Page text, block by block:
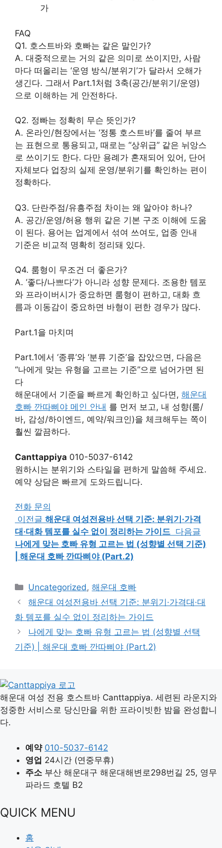
가
FAQ
Q1. 호스트바와 호빠는 같은 말인가?
A. 대중적으로는 거의 같은 의미로 쓰이지만, 사람
마다 떠올리는 ‘운영 방식/분위기’가 달라서 오해가
생긴다. 그래서 Part.1처럼 3축(공간/분위기/운영)
으로 이해하는 게 안전하다.
Q2. 정빠는 정확히 무슨 뜻인가?
A. 온라인/현장에서는 ‘정통 호스트바’를 줄여 부르
는 표현으로 통용되고, 때로는 “상위급” 같은 뉘앙스
로 쓰이기도 한다. 다만 용례가 혼재되어 있어, 단어
자체보다 업장의 실제 운영/분위기를 확인하는 편이
정확하다.
Q3. 단란주점/유흥주점 차이는 왜 알아야 하나?
A. 공간/운영/허용 행위 같은 기본 구조 이해에 도움
이 된다. 용어는 업계에서 섞여 쓰여도, 업종 안내
기준은 비교적 명확히 정리돼 있다.
Q4. 룸형이 무조건 더 좋은가?
A. ‘좋다/나쁘다’가 아니라 성향 문제다. 조용한 템포
와 프라이버시가 중요하면 룸형이 편하고, 대화 흐
름과 이동감이 중요하면 바형이 편한 경우가 많다.
Part.1을 마치며
Part.1에서 ‘종류’와 ‘분류 기준’을 잡았으면, 다음은
“나에게 맞는 유형을 고르는 기준”으로 넘어가면 된
다
해운대에서 기준을 빠르게 확인하고 싶다면, 해운대
호빠 깐따삐야 메인 안내 를 먼저 보고, 내 성향(룸/
바, 감성/하이엔드, 예약/워크인)을 체크해두는 쪽이
훨씬 깔끔하다.
Canttappiya 010-5037-6142
원하시는 분위기와 스타일을 편하게 말씀해 주세요.
예약 상담은 빠르게 도와드립니다.
전화 문의
이전글 해운대 여성전용바 선택 기준: 분위기·가격
대·대화 템포를 실수 없이 정리하는 가이드 다음글
나에게 맞는 호빠 유형 고르는 법 (성향별 선택 기준)
| 해운대 호빠 깐따삐야 (Part.2)
카
테
리
Uncategorized,해운대 호빠
해운대 여성전용바 선택 기준: 분위기·가격대·대
화 템포를 실수 없이 정리하는 가이드
나에게 맞는 호빠 유형 고르는 법 (성향별 선택
기준) | 해운대 호빠 깐따삐야 (Part.2)
해운대 여성 전용 호스트바 Canttappiya. 세련된 라운지와
정중한 서비스로 당신만을 위한 프라이빗한 밤을 완성합니
다.
예약 010-5037-6142
영업 24시간 (연중무휴)
주소 부산 해운대구 해운대해변로298번길 25, 영무
파라드 호텔 B2
QUICK MENU
홈